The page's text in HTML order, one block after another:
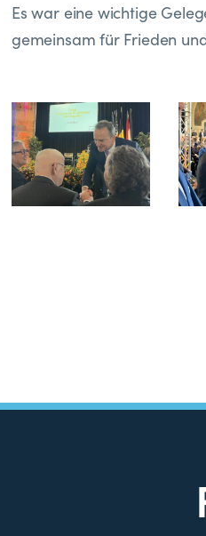
Es war eine wichtige
gemeinsam für Frieden